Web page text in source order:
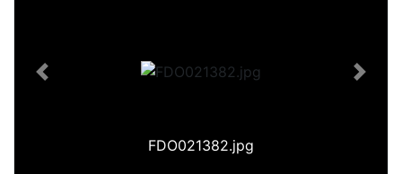
FDO021382.jpg
Previous Next